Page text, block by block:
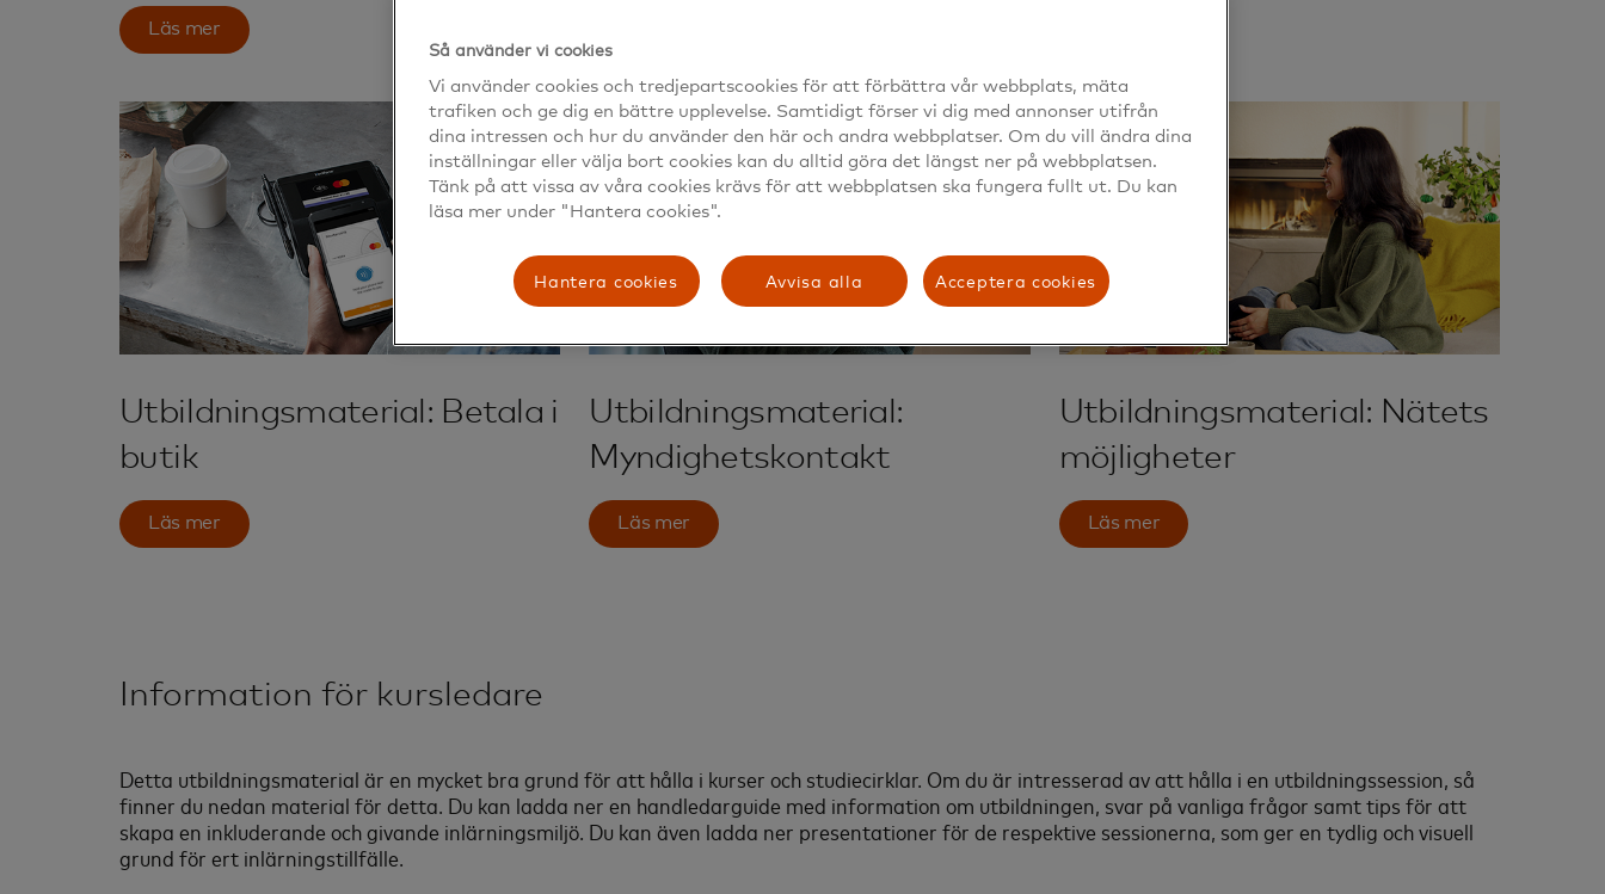
Läs mer
Utbildningsmaterial: Betala i
butik
Läs mer
Utbildningsmaterial:
Myndighetskontakt
Läs mer
Utbildningsmaterial: Nätets
möjligheter
Läs mer
Information för kursledare
Detta utbildningsmaterial är en mycket bra grund för att hålla i kurser och studiecirklar. Om du är intresserad av att hålla i en utbildningssession, så
finner du nedan material för detta. Du kan ladda ner en handledarguide med information om utbildningen, svar på vanliga frågor samt tips för att
skapa en inkluderande och givande inlärningsmiljö. Du kan även ladda ner presentationer för de respektive sessionerna, som ger en tydlig och visuell
grund för ert inlärningstillfälle.
Så använder vi cookies
Vi använder cookies och tredjepartscookies för att förbättra vår webbplats, mäta
trafiken och ge dig en bättre upplevelse. Samtidigt förser vi dig med annonser utifrån
dina intressen och hur du använder den här och andra webbplatser. Om du vill ändra dina
inställningar eller välja bort cookies kan du alltid göra det längst ner på webbplatsen.
Tänk på att vissa av våra cookies krävs för att webbplatsen ska fungera fullt ut. Du kan
läsa mer under "Hantera cookies".
Hantera cookies Avvisa alla Acceptera cookies